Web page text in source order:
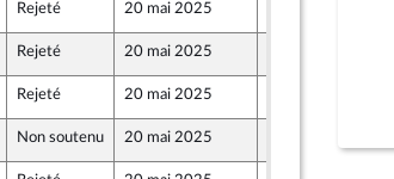
Rejeté 20 mai 2025
Rejeté 20 mai 2025
Rejeté 20 mai 2025
Non soutenu 20 mai 2025